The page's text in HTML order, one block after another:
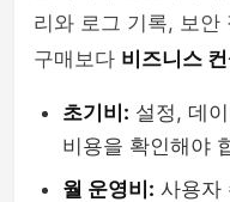
리와 로그 기록, 보안
구매보다 비즈니스
초기비: 설정, 데
비용을 확인해야
월 운영비: 사용자